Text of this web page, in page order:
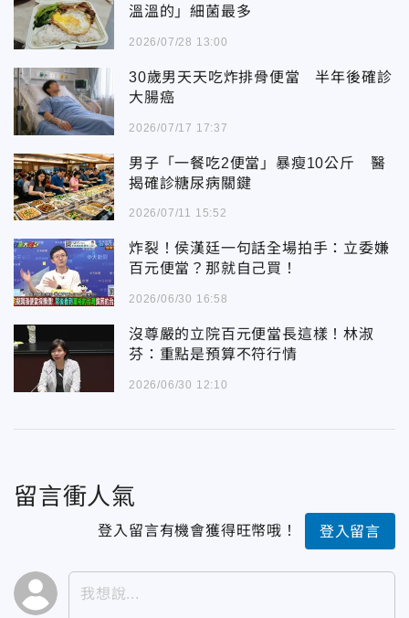
溫溫的」細菌最多
2026/07/28 13:00
30歲男天天吃炸排骨便當 半年後確診
大腸癌
2026/07/17 17:37
男子「一餐吃2便當」暴瘦10公斤 醫
揭確診糖尿病關鍵
2026/07/11 15:52
炸裂！侯漢廷一句話全場拍手：立委嫌
百元便當？那就自己買！
2026/06/30 16:58
沒尊嚴的立院百元便當長這樣！林淑
芬：重點是預算不符行情
2026/06/30 12:10
留言衝人氣
登入留言有機會獲得旺幣哦！ 登入留言